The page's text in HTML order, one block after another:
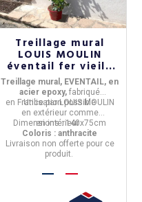
Treillage mural
LOUIS MOULIN
éventail fer vieilli
140x75cm
Treillage mural, EVENTAIL, en
acier epoxy, fabriqué
en FranceparLOUIS MOULIN
Utilisation possible
en extérieurcomme
enintérieur.
Dimensions :140x75cm
Coloris : anthracite
Livraison non offerte pour ce
produit.